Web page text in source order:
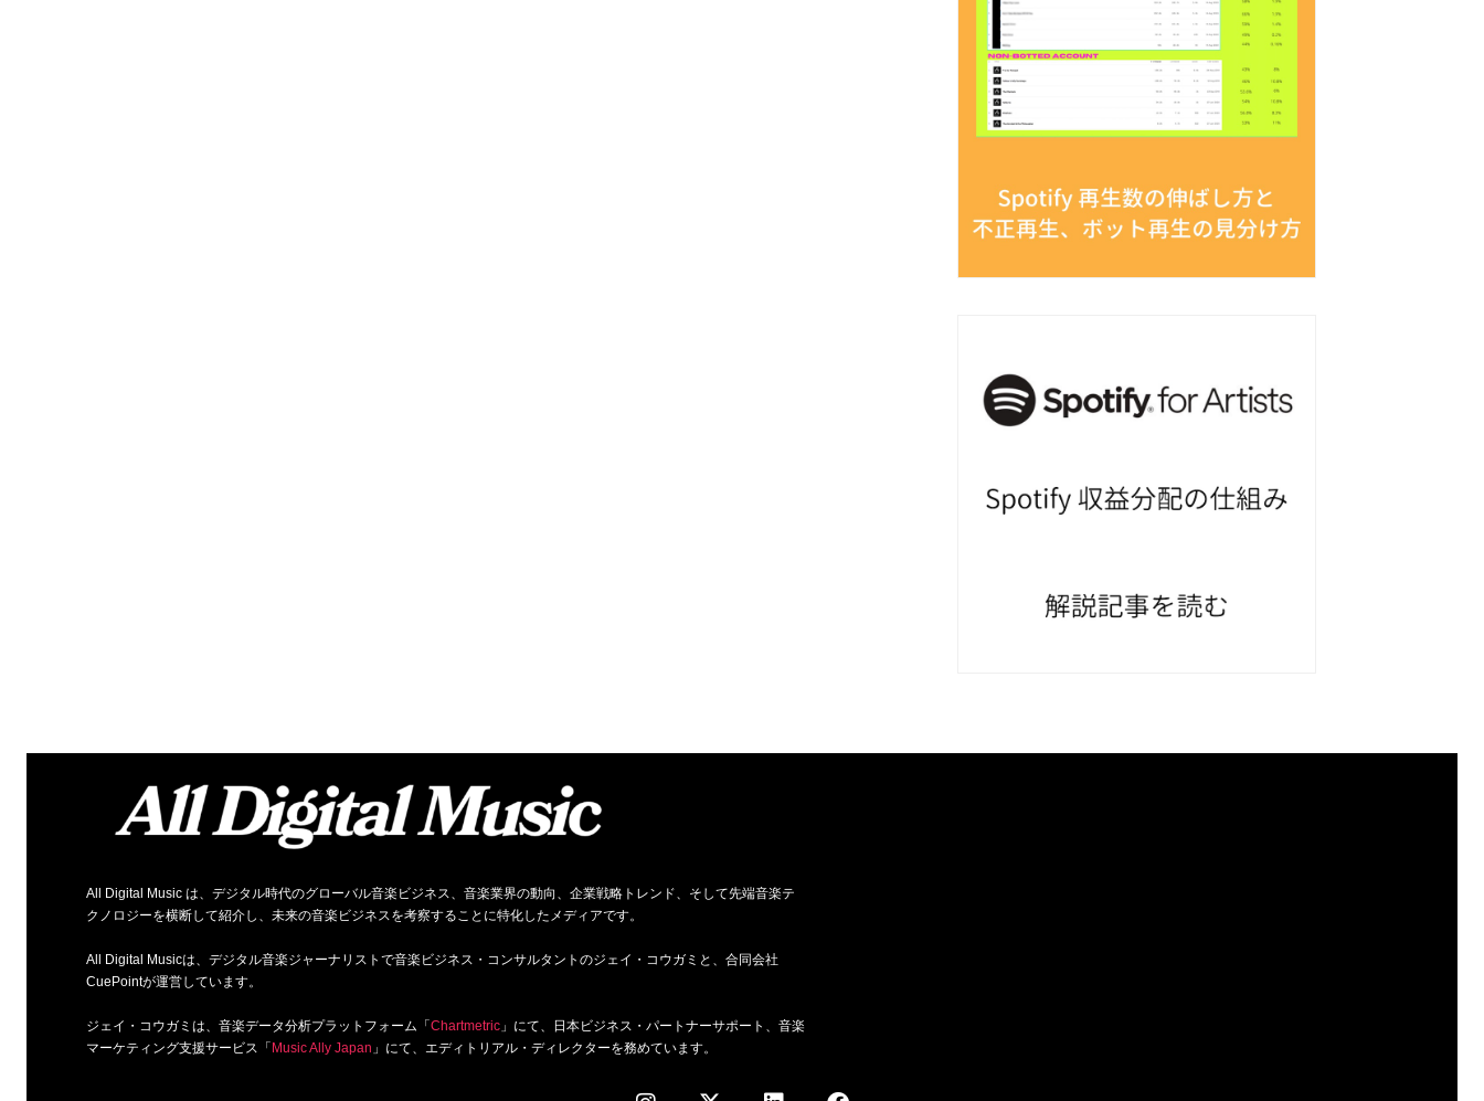
All Digital Music は、デジタル時代のグローバル音楽ビジネス、音楽業界の動向、企業戦略トレンド、そして先端音楽テ
クノロジーを横断して紹介し、未来の音楽ビジネスを考察することに特化したメディアです。
All Digital Musicは、デジタル音楽ジャーナリストで音楽ビジネス・コンサルタントのジェイ・コウガミと、合同会社
CuePointが運営しています。
ジェイ・コウガミは、音楽データ分析プラットフォーム「Chartmetric」にて、日本ビジネス・パートナーサポート、音楽
マーケティング支援サービス「Music Ally Japan 」にて、エディトリアル・ディレクターを務めています。